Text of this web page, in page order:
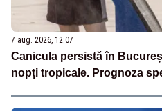
7 aug. 2026, 12:07
Canicula persistă în
nopți tropicale. Prognoza